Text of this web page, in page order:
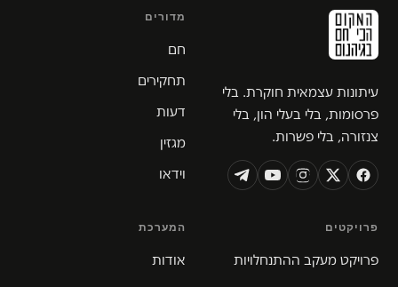
עיתונות עצמאית חוקרת. בלי
פרסומות, בלי בעלי הון, בלי
צנזורה, בלי פשרות.
מדורים
חם
תחקירים
דעות
מגזין
וידאו
פרויקטים
פרויקט מעקב ההתנחלויות
המערכת
אודות